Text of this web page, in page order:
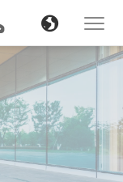
Toggle
Language
Push to Open
Heavy